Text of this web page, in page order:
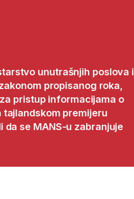
unutrašnjih poslova i
propisanog roka,
pristup informacijama o
premijeru
da se MANS-u zabranjuje